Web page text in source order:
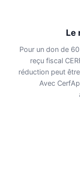
Le
Pour un don de
reçu fiscal
réduction peut
Avec